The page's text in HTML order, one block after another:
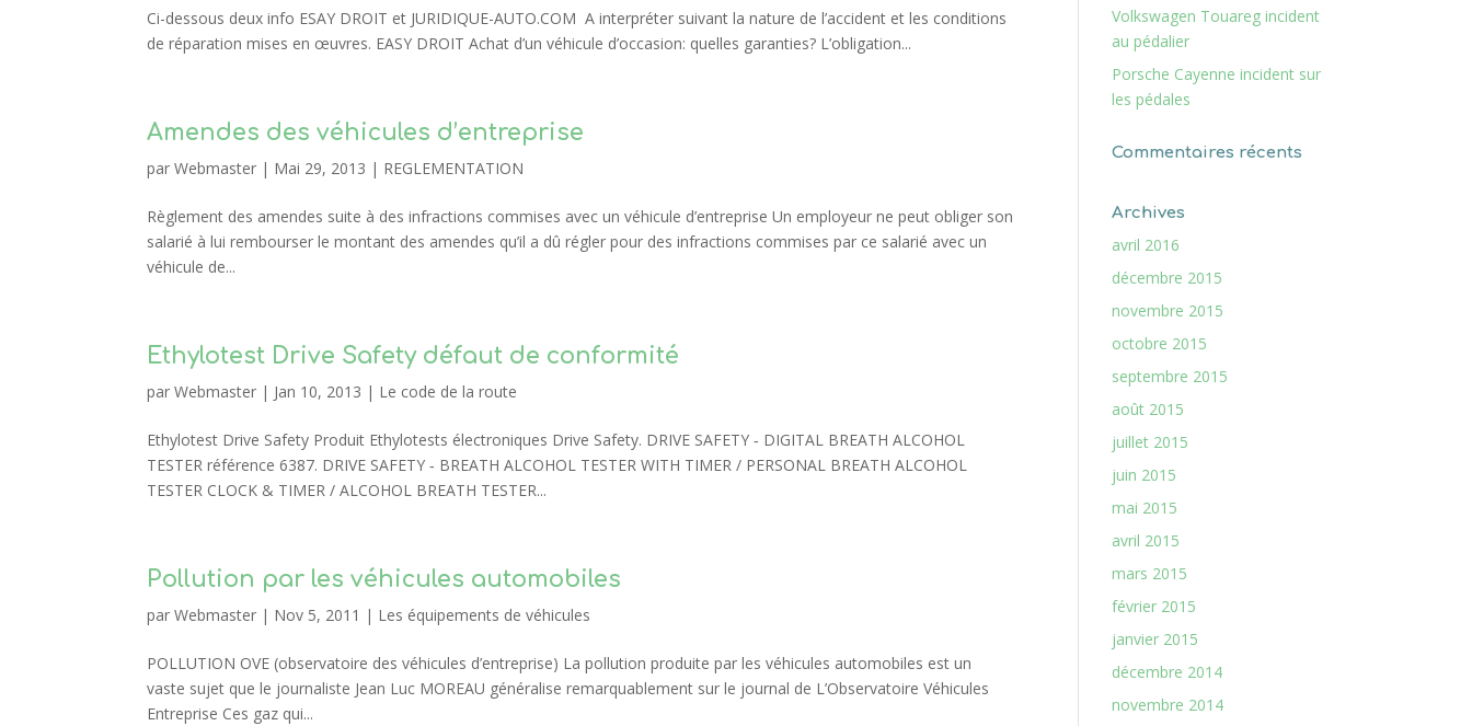
Ci-dessous deux info ESAY DROIT et JURIDIQUE-AUTO.COM A interpréter suivant la nature de l’accident et les conditions
de réparation mises en œuvres. EASY DROIT Achat d’un véhicule d’occasion: quelles garanties? L’obligation...
Amendes des véhicules d’entreprise
parWebmaster | Mai 29, 2013 | REGLEMENTATION
Règlement des amendes suite à des infractions commises avec un véhicule d’entreprise Un employeur ne peut obliger son
salarié à lui rembourser le montant des amendes qu’il a dû régler pour des infractions commises par ce salarié avec un
véhicule de...
Ethylotest Drive Safety défaut de conformité
parWebmaster | Jan 10, 2013 | Le code de la route
Ethylotest Drive Safety Produit Ethylotests électroniques Drive Safety. DRIVE SAFETY ‐ DIGITAL BREATH ALCOHOL
TESTER référence 6387. DRIVE SAFETY ‐ BREATH ALCOHOL TESTER WITH TIMER / PERSONAL BREATH ALCOHOL
TESTER CLOCK & TIMER / ALCOHOL BREATH TESTER...
Pollution par les véhicules automobiles
parWebmaster | Nov 5, 2011 | Les équipements de véhicules
POLLUTION OVE (observatoire des véhicules d’entreprise) La pollution produite par les véhicules automobiles est un
vaste sujet que le journaliste Jean Luc MOREAU généralise remarquablement sur le journal de L’Observatoire Véhicules
Entreprise Ces gaz qui...
Volkswagen Touareg incident
au pédalier
Porsche Cayenne incident sur
les pédales
Commentaires récents
Archives
avril 2016
décembre 2015
novembre 2015
octobre 2015
septembre 2015
août 2015
juillet 2015
juin 2015
mai 2015
avril 2015
mars 2015
février 2015
janvier 2015
décembre 2014
novembre 2014